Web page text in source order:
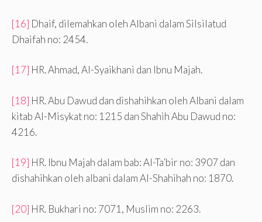
[16] Dhaif, dilemahkan oleh Albani dalam Silsilatud
Dhaifah no: 2454.
[17] HR. Ahmad, Al-Syaikhani dan Ibnu Majah.
[18] HR. Abu Dawud dan dishahihkan oleh Albani dalam
kitab Al-Misykat no: 1215 dan Shahih Abu Dawud no:
4216.
[19] HR. Ibnu Majah dalam bab: Al-Ta’bir no: 3907 dan
dishahihkan oleh albani dalam Al-Shahihah no: 1870.
[20] HR. Bukhari no: 7071, Muslim no: 2263.